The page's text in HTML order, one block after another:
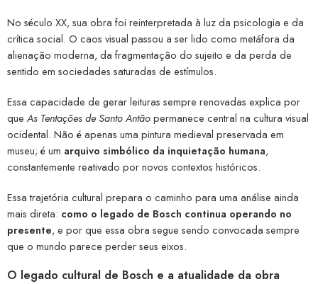
No século XX, sua obra foi reinterpretada à luz da psicologia e da
crítica social. O caos visual passou a ser lido como metáfora da
alienação moderna, da fragmentação do sujeito e da perda de
sentido em sociedades saturadas de estímulos.
Essa capacidade de gerar leituras sempre renovadas explica por
que As Tentações de Santo Antãopermanece central na cultura visual
ocidental. Não é apenas uma pintura medieval preservada em
museu; é um arquivo simbólico da inquietação humana,
constantemente reativado por novos contextos históricos.
Essa trajetória cultural prepara o caminho para uma análise ainda
mais direta: como o legado de Bosch continua operando no
presente, e por que essa obra segue sendo convocada sempre
que o mundo parece perder seus eixos.
O legado cultural de Bosch e a atualidade da obra